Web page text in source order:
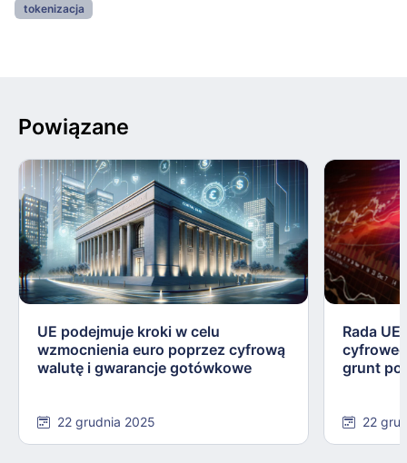
tokenizacja
Powiązane
UE podejmuje kroki w celu
wzmocnienia euro poprzez cyfrową
walutę i gwarancje gotówkowe
22 grudnia 2025
Rada
grunt
22